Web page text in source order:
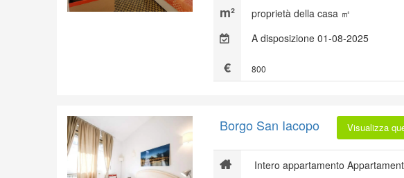
proprietà della casa ㎡
A disposizione 01-08-2025
800
Borgo San Iacopo Visualizza
Intero appartamento